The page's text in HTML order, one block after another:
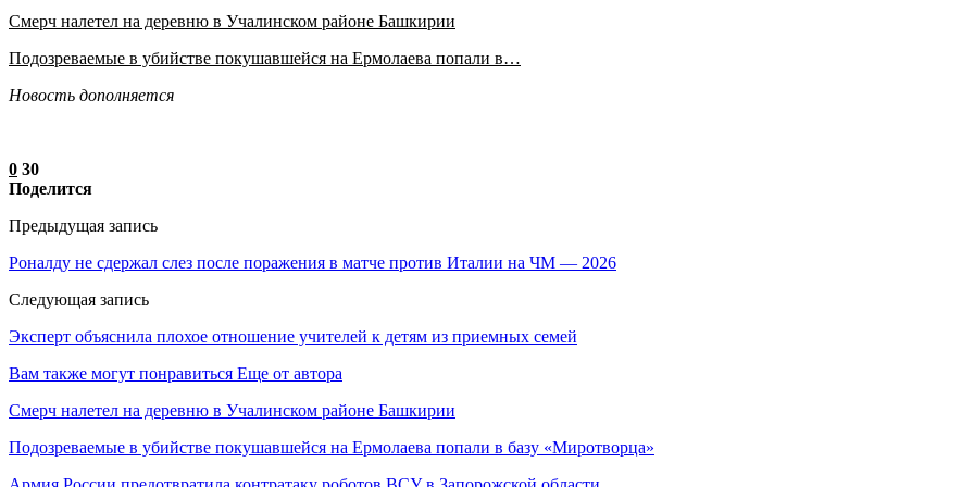
Смерч налетел на деревню в Учалинском районе Башкирии
Подозреваемые в убийстве покушавшейся на Ермолаева попали в…
Новость дополняется
0 30
Поделится
Предыдущая запись
Роналду не сдержал слез после поражения в матче против Италии на ЧМ — 2026
Следующая запись
Эксперт объяснила плохое отношение учителей к детям из приемных семей
Вам также могут понравиться Еще от автора
Смерч налетел на деревню в Учалинском районе Башкирии
Подозреваемые в убийстве покушавшейся на Ермолаева попали в базу «Миротворца»